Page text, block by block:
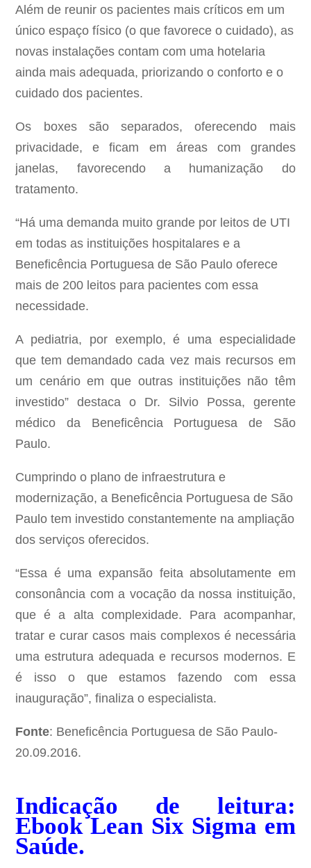
Além de reunir os pacientes mais críticos em um
único espaço físico (o que favorece o cuidado), as
novas instalações contam com uma hotelaria
ainda mais adequada, priorizando o conforto e o
cuidado dos pacientes.
Os boxes são separados, oferecendo mais
privacidade, e ficam em áreas com grandes
janelas, favorecendo a humanização do
tratamento.
“Há uma demanda muito grande por leitos de UTI
em todas as instituições hospitalares e a
Beneficência Portuguesa de São Paulo oferece
mais de 200 leitos para pacientes com essa
necessidade.
A pediatria, por exemplo, é uma especialidade
que tem demandado cada vez mais recursos em
um cenário em que outras instituições não têm
investido” destaca o Dr. Silvio Possa, gerente
médico da Beneficência Portuguesa de São
Paulo.
Cumprindo o plano de infraestrutura e
modernização, a Beneficência Portuguesa de São
Paulo tem investido constantemente na ampliação
dos serviços oferecidos.
“Essa é uma expansão feita absolutamente em
consonância com a vocação da nossa instituição,
que é a alta complexidade. Para acompanhar,
tratar e curar casos mais complexos é necessária
uma estrutura adequada e recursos modernos. E
é isso o que estamos fazendo com essa
inauguração”, finaliza o especialista.
Fonte: Beneficência Portuguesa de São Paulo-
20.09.2016.
Indicação de leitura:
Ebook Lean Six Sigma em
Saúde.